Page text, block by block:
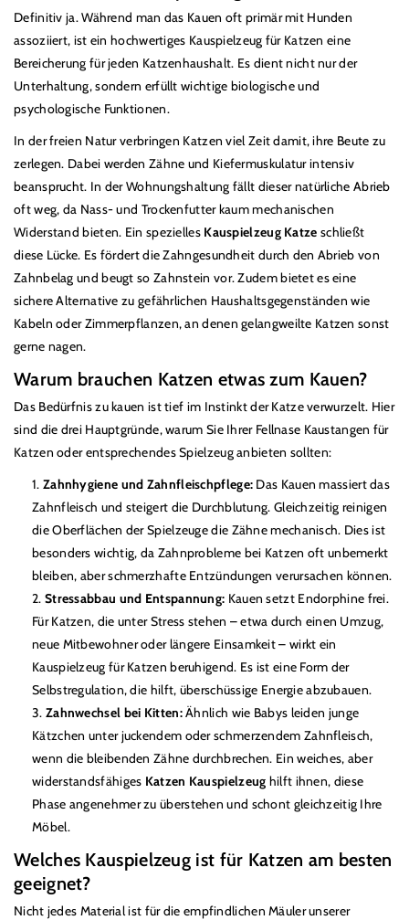
t
e
g
o
r
i
:
Definitiv ja. Während man das Kauen oft primär mit Hunden
assoziiert, ist ein hochwertiges Kauspielzeug für Katzen eine
Bereicherung für jeden Katzenhaushalt. Es dient nicht nur der
Unterhaltung, sondern erfüllt wichtige biologische und
psychologische Funktionen.
In der freien Natur verbringen Katzen viel Zeit damit, ihre Beute zu
zerlegen. Dabei werden Zähne und Kiefermuskulatur intensiv
beansprucht. In der Wohnungshaltung fällt dieser natürliche Abrieb
oft weg, da Nass- und Trockenfutter kaum mechanischen
Widerstand bieten. Ein spezielles Kauspielzeug Katze schließt
diese Lücke. Es fördert die Zahngesundheit durch den Abrieb von
Zahnbelag und beugt so Zahnstein vor. Zudem bietet es eine
sichere Alternative zu gefährlichen Haushaltsgegenständen wie
Kabeln oder Zimmerpflanzen, an denen gelangweilte Katzen sonst
gerne nagen.
Warum brauchen Katzen etwas zum Kauen?
Das Bedürfnis zu kauen ist tief im Instinkt der Katze verwurzelt. Hier
sind die drei Hauptgründe, warum Sie Ihrer Fellnase Kaustangen für
Katzen oder entsprechendes Spielzeug anbieten sollten:
Zahnhygiene und Zahnfleischpflege: Das Kauen massiert das
Zahnfleisch und steigert die Durchblutung. Gleichzeitig reinigen
die Oberflächen der Spielzeuge die Zähne mechanisch. Dies ist
besonders wichtig, da Zahnprobleme bei Katzen oft unbemerkt
bleiben, aber schmerzhafte Entzündungen verursachen können.
Stressabbau und Entspannung: Kauen setzt Endorphine frei.
Für Katzen, die unter Stress stehen – etwa durch einen Umzug,
neue Mitbewohner oder längere Einsamkeit – wirkt ein
Kauspielzeug für Katzen beruhigend. Es ist eine Form der
Selbstregulation, die hilft, überschüssige Energie abzubauen.
Zahnwechsel bei Kitten:Ähnlich wie Babys leiden junge
Kätzchen unter juckendem oder schmerzendem Zahnfleisch,
wenn die bleibenden Zähne durchbrechen. Ein weiches, aber
widerstandsfähiges Katzen Kauspielzeug hilft ihnen, diese
Phase angenehmer zu überstehen und schont gleichzeitig Ihre
Möbel.
Welches Kauspielzeug ist für Katzen am besten
geeignet?
Nicht jedes Material ist für die empfindlichen Mäuler unserer